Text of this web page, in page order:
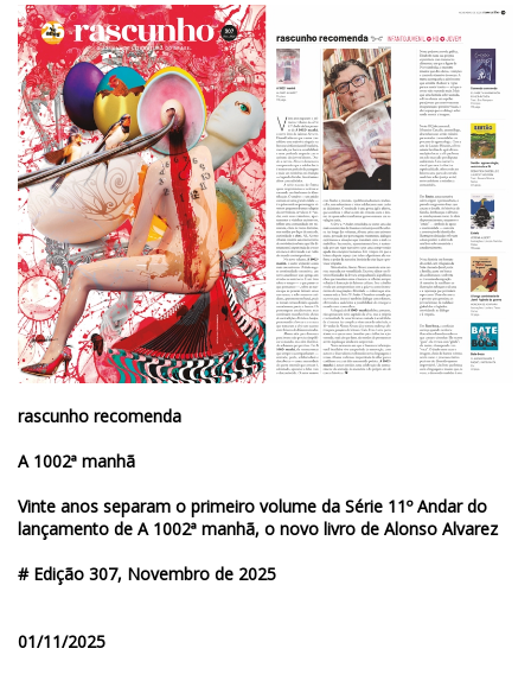
rascunho recomenda
A 1002ª manhã
Vinte anos separam o primeiro volume da Série 11º Andar do
lançamento de A 1002ª manhã, o novo livro de Alonso Alvarez
# Edição 307, Novembro de 2025
01/11/2025